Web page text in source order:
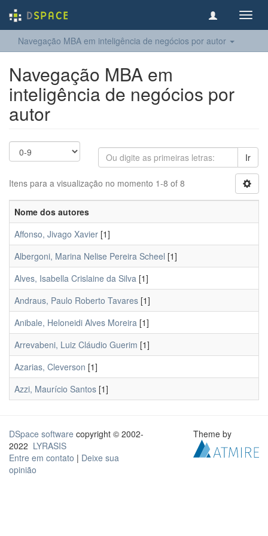
Navegação MBA em inteligência de negócios por autor
Navegação MBA em
inteligência de negócios por
autor
Ir
Itens para a visualização no momento 1-8 of 8
Nome dos autores
Affonso, Jivago Xavier [1]
Albergoni, Marina Nelise Pereira Scheel [1]
Alves, Isabella Crislaine da Silva [1]
Andraus, Paulo Roberto Tavares [1]
Anibale, Heloneidi Alves Moreira [1]
Arrevabeni, Luiz Cláudio Guerim [1]
Azarias, Cleverson [1]
Azzi, Maurício Santos [1]
DSpace software copyright © 2002-
2022 LYRASIS
Entre em contato | Deixe sua
opinião
Theme by